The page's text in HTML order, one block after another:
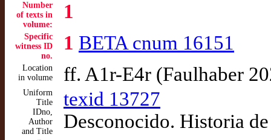
Number
of texts in
volume:
1
Specific
witness ID
no.
1 BETA cnum 16151
Location
in volume
ff. A1r-E4r (Faulhaber
Uniform
Title
IDno,
Author
and Title
texid 13727
Desconocido. Historia